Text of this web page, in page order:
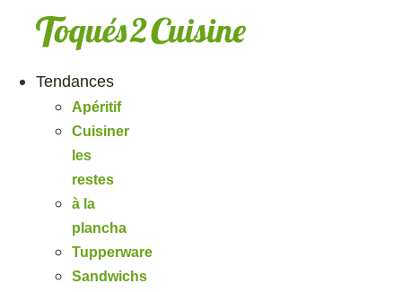
Tendances
Apéritif
Cuisiner
les
restes
à la
plancha
Tupperware
Sandwichs